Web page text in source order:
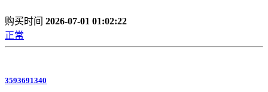
购买时间 2026-07-01 01:02:22
正常
3593691340